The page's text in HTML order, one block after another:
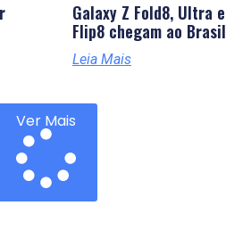
Galaxy Z Fold8, Ultra e
Flip8 chegam ao Brasil
Leia Mais
Ver Mais